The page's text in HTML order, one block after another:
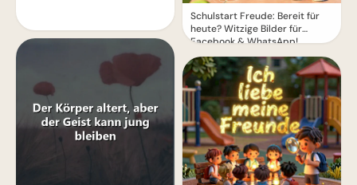
Schulstart Freude: Bereit für
heute? Witzige Bilder für
Facebook & WhatsApp!